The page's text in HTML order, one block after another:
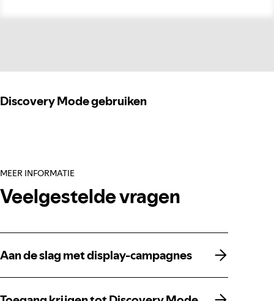
Discovery Mode gebruiken
MEER INFORMATIE
Veelgestelde vragen
Aan de slag met display-campagnes
Aan de slag met display-campagnes